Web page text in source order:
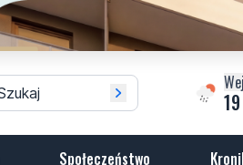
19
Społeczeństwo